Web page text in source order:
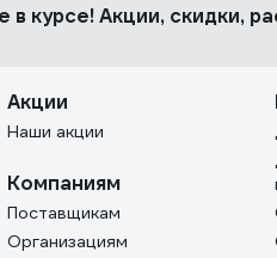
хорошо,температура
в курсе! Акции, скидки,
Акции
Наши акции
Компаниям
Поставщикам
Организациям